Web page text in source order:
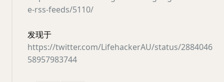
e-rss-feeds/5110/
发现于
https://twitter.com/LifehackerAU/status/2884046
58957983744